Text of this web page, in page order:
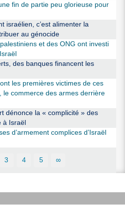
fin de partie peu glorieuse pour
israélien, c’est alimenter la
au génocide
et des ONG ont investi
des banques financent les
les premières victimes de ces
le commerce des armes derrière
dénonce la « complicité » des
à Israël
d’armement complices d’Israël
3 4 5 ∞